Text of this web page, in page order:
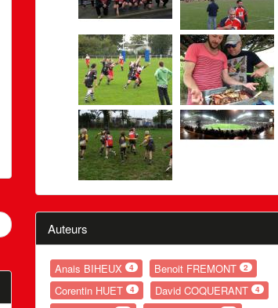
Auteurs
Anais BIHEUX 4 Benoit FREMONT 2
Corentin HUET 4 David COQUERANT 4